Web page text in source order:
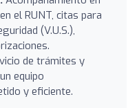
el RUNT, citas para
(V.U.S.),
de trámites y
equipo
y eficiente.